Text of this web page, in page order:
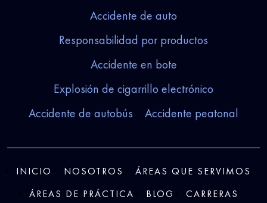
Accidente de auto
Responsabilidad por productos
Accidente en bote
Explosión de cigarrillo electrónico
Accidente de autobús
Accidente peatonal
INICIO NOSOTROS
ÁREAS QUE SERVIMOS
ÁREAS DE PRÁCTICA
BLOG CARRERAS